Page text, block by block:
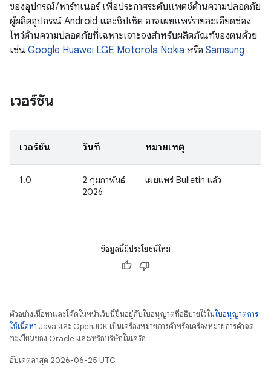
ของอุปกรณ์ / พาร์ทเนอร์ เพื่อประกาศระดับแพตช์ด้านความปลอดภัย
ผู้ผลิตอุปกรณ์ Android และชิปเซ็ต อาจเผยแพร่รายละเอียดช่อง
โหว่ด้านความปลอดภัยที่เฉพาะเจาะจงสำหรับผลิตภัณฑ์ของตนด้วย
เช่น Google Huawei LGE Motorola Nokia หรือ Samsung
เวอร์ชัน
เวอร์ชัน วันที่ หมายเหตุ
1.0
2 กุมภาพันธ์
2026
เผยแพร่ Bulletin แล้ว
ข้อมูลนี้มีประโยชน์ไหม
ตัวอย่างเนื้อหาและโค้ดในหน้าเว็บนี้ขึ้นอยู่กับใบอนุญาตที่อธิบายไว้ในใบอนุญาตการ
ใช้เนื้อหา Java และ OpenJDK เป็นเครื่องหมายการค้าหรือเครื่องหมายการค้าจด
ทะเบียนของ Oracle และ/หรือบริษัทในเครือ
อัปเดตล่าสุด 2026-06-25 UTC